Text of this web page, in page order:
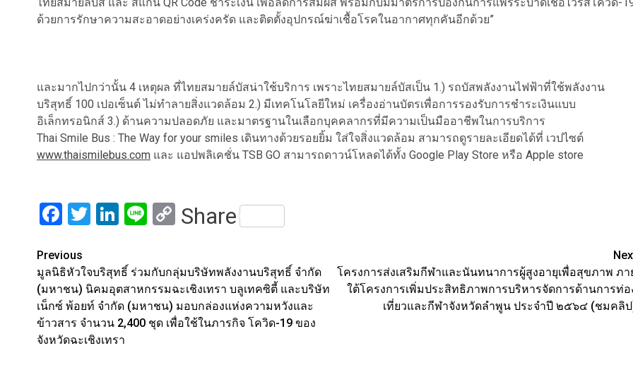
ด้วยการรักษาความสะอาดอย่างเคร่งครัด และติดตั้งอุปกรณ์ฆ่าเชื้อโรคในอากาศทุกคันอีกด้วย”
และมากไปกว่านั้น 4 เหตุผล ที่ไทยสมายล์บัสน่าใช้บริการ เพราะไทยสมายล์บัสเป็น 1.) รถบัสพลังงานไฟฟ้าที่ใช้พลังงาน
บริสุทธิ์ 100 เปอเซ็นต์ ไม่ทำลายสิ่งแวดล้อม 2.) มีเทคโนโลยีใหม่ เครื่องอ่านบัตรเพื่อการรองรับการชำระเงินแบบ
อิเล็กทรอนิกส์ 3.) ด้านความปลอดภัย และมาตรฐานในเลือกบุคคลากรที่มีความเป็นมืออาชีพในการบริการ
Thai Smile Bus : The Way for your smiles เดินทางด้วยรอยยิ้ม ใส่ใจสิ่งแวดล้อม สามารถดูรายละเอียดได้ที่ เวปไซต์
www.thaismilebus.com และ แอปพลิเคชั่น TSB GO สามารถดาวน์โหลดได้ทั้ง Google Play Store หรือ Apple store
Facebook
Twitter
LinkedIn
LineCopy
Share
Post
navigation
Previous
มูลนิธิหัวใจบริสุทธิ์ ร่วมกับกลุ่มบริษัทพลังงานบริสุทธิ์ จำกัด
(มหาชน) นิคมอุตสาหกรรมฉะเชิงเทรา บลูเทคซิตี้ และบริษัท
เน็กซ์ พ้อยท์ จำกัด (มหาชน) มอบกล่องแห่งความหวังและ
ข้าวสาร จำนวน 2,400 ชุด เพื่อใช้ในภารกิจ โควิด-19 ของ
จังหวัดฉะเชิงเทรา
โครงการส่งเสริมกีฬาและนันทนาการผู้สูงอายุเพื่อสุขภาพ ภา
ใต้โครงการเพิ่มประสิทธิภาพการบริหารจัดการด้านการท่อ
เที่ยวและกีฬาจังหวัดลำพูน ประจำปี ๒๕๖๔ (ชมคลิ